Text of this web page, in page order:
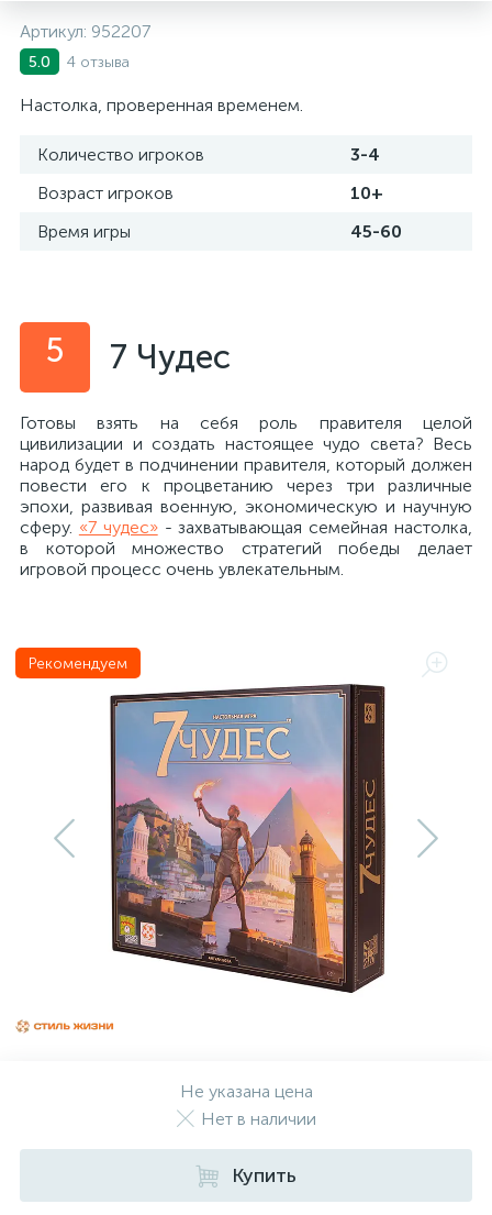
Артикул: 952207
5.0 4 отзыва
Настолка, проверенная временем.
Количество игроков
3-4
Возраст игроков
10+
Время игры
45-60
5 7 Чудес
Готовы взять на себя роль правителя целой
цивилизации и создать настоящее чудо света? Весь
народ будет в подчинении правителя, который должен
повести его к процветанию через три различные
эпохи, развивая военную, экономическую и научную
сферу. «7 чудес»- захватывающая семейная настолка,
в которой множество стратегий победы делает
игровой процесс очень увлекательным.
Рекомендуем
Не указана цена
Нет в наличии
Купить